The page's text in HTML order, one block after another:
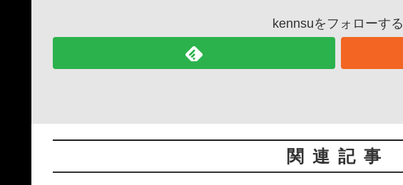
kennsuをフォローする
関連記事